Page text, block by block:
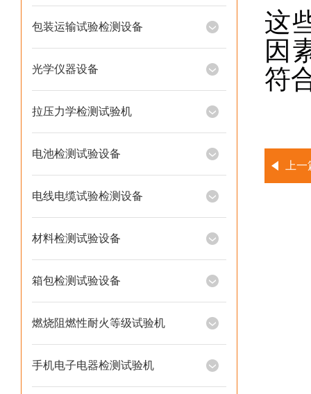
包装运输试验检测设备
光学仪器设备
拉压力学检测试验机
电池检测试验设备
电线电缆试验检测设备
材料检测试验设备
箱包检测试验设备
燃烧阻燃性耐火等级试验机
手机电子电器检测试验机
这
因
符
上一